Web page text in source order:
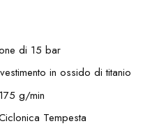
di 15 bar
in ossido di titanio
g/min
Tempesta